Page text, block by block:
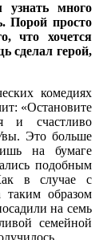
узнать много
Порой просто
что хочется
сделал герой,
комедиях
«Остановите
и счастливо
Это больше
на бумаге
подобным
в случае с
образом
на семь
семейной